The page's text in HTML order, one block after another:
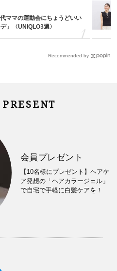
ママの運動会にちょうどいい
」〈UNIQLO3選〉
Recommended by
PRESENT
会員プレゼント
【10名様にプレゼント】ヘアケ
ア発想の「ヘアカラージェル」
で自宅で手軽に白髪ケアを！